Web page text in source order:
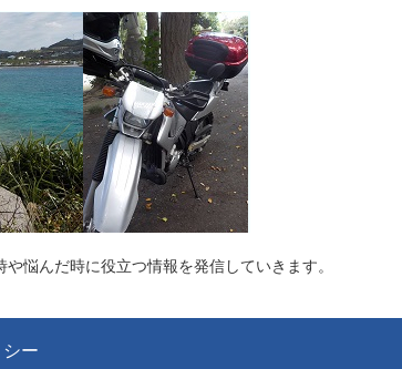
悩んだ時に役立つ情報を発信していきます。
ー